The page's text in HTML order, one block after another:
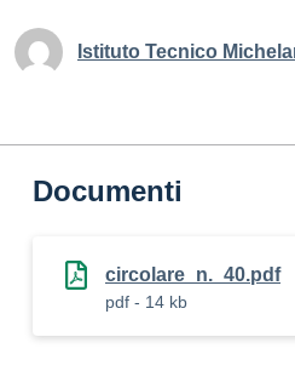
Istituto Tecnico
Documenti
circolare_n._40.pdf
pdf - 14 kb